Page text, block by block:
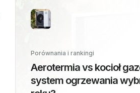
Porównania i rankingi
Aerotermia vs kocioł
system ogrzewania